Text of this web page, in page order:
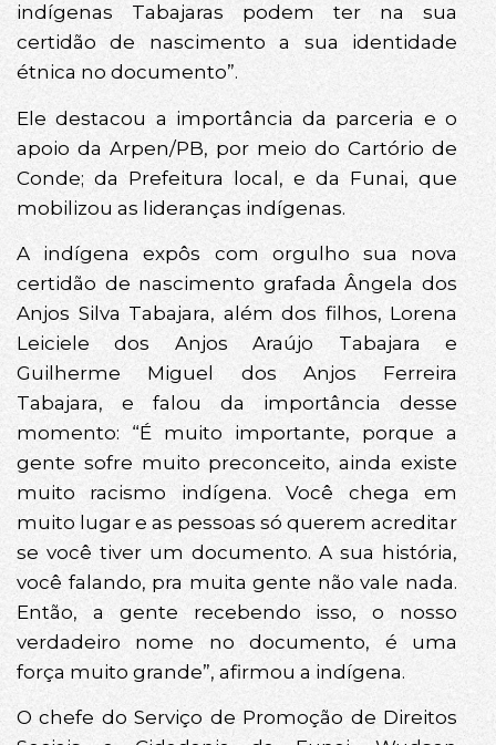
indígenas Tabajaras podem ter na sua
certidão de nascimento a sua identidade
étnica no documento”.
Ele destacou a importância da parceria e o
apoio da Arpen/PB, por meio do Cartório de
Conde; da Prefeitura local, e da Funai, que
mobilizou as lideranças indígenas.
A indígena expôs com orgulho sua nova
certidão de nascimento grafada Ângela dos
Anjos Silva Tabajara, além dos filhos, Lorena
Leiciele dos Anjos Araújo Tabajara e
Guilherme Miguel dos Anjos Ferreira
Tabajara, e falou da importância desse
momento: “É muito importante, porque a
gente sofre muito preconceito, ainda existe
muito racismo indígena. Você chega em
muito lugar e as pessoas só querem acreditar
se você tiver um documento. A sua história,
você falando, pra muita gente não vale nada.
Então, a gente recebendo isso, o nosso
verdadeiro nome no documento, é uma
força muito grande”, afirmou a indígena.
O chefe do Serviço de Promoção de Direitos